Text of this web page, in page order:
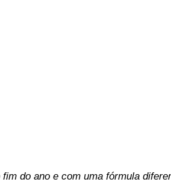
do ano e com uma fórmula